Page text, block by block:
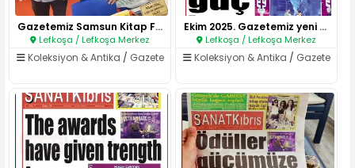
Gazetemiz Samsun Kitap Fuarı’n..
Lefkoşa / Lefkoşa Merkez
Koleksiyon & Antika / Gazete
Ekim 2025. Gazetemiz yeni sayı..
Lefkoşa / Lefkoşa Merkez
Koleksiyon & Antika / Gazete